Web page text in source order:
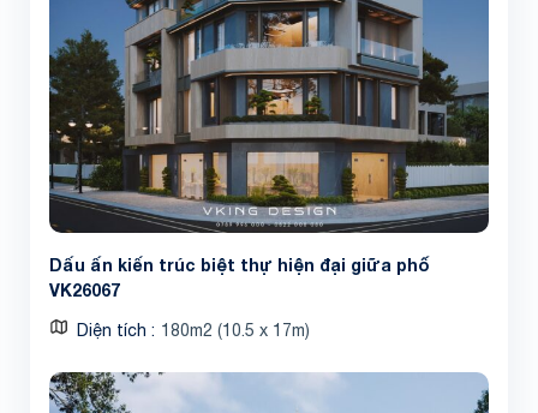
Dấu ấn kiến trúc biệt thự hiện đại giữa phố
VK26067
Diện tích 180m2 (10.5 x 17m)